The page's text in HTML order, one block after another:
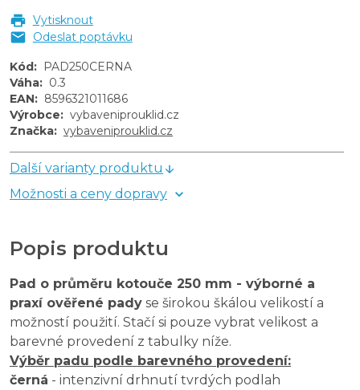
Vytisknout
Odeslat poptávku
Kód: PAD250CERNA
Váha: 0.3
EAN: 8596321011686
Výrobce: vybaveniprouklid.cz
Značka: vybaveniprouklid.cz
Další varianty produktu
Možnosti a ceny dopravy
Popis produktu
Pad o průměru kotouče 250 mm - výborné a
praxí ověřené pady se širokou škálou velikostí a
možností použití. Stačí si pouze vybrat velikost a
barevné provedení z tabulky níže.
Výběr padu podle barevného provedení:
černá - intenzivní drhnutí tvrdých podlah